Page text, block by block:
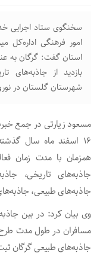
سخنگوی ستاد اجرایی
امور فرهنگی اداره‌کل
بازدید از جاذبه‌های
شهرستان گلستان‌ در
مسعود زیارتی در جمع
۱۶ اسفند ماه سال
همزمان با مدت زمان
جاذبه‌های تاریخی،
جاذبه‌های طبیعی،
وی بیان کرد: در بین
جاذبه‌های طبیعی گرگان